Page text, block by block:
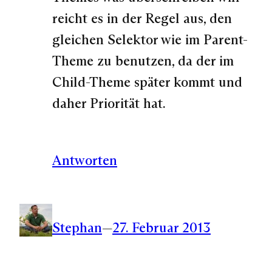
reicht es in der Regel aus, den
gleichen Selektor wie im Parent-
Theme zu benutzen, da der im
Child-Theme später kommt und
daher Priorität hat.
Antworten
Stephan—27. Februar 2013